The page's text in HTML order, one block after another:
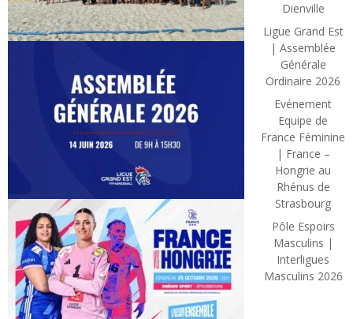
Dienville
Ligue Grand Est
| Assemblée
Générale
Ordinaire 2026
Evénement
Equipe de
France Féminine
| France –
Hongrie au
Rhénus de
Strasbourg
Pôle Espoirs
Masculins |
Interligues
Masculins 2026